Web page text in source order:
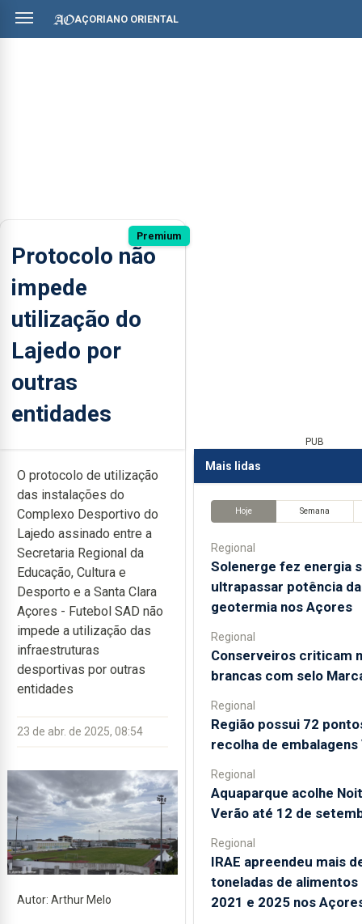
AÇORIANO ORIENTAL
Premium
Protocolo não
impede
utilização do
Lajedo por
outras
entidades
O protocolo de utilização
das instalações do
Complexo Desportivo do
Lajedo assinado entre a
Secretaria Regional da
Educação, Cultura e
Desporto e a Santa Clara
Açores - Futebol SAD não
impede a utilização das
infraestruturas
desportivas por outras
entidades
23 de abr. de 2025, 08:54
Autor: Arthur Melo
PUB
Mais lidas
Hoje Semana
Regional
Solenerge fez energia
ultrapassar potência da
geotermia nos Açores
Regional
Conserveiros criticam
brancas com selo
Regional
Região possui 72
recolha de embalagens
Regional
Aquaparque acolhe
Verão até 12 de
Regional
IRAE apreendeu mais
toneladas de
2021 e 2025 nos